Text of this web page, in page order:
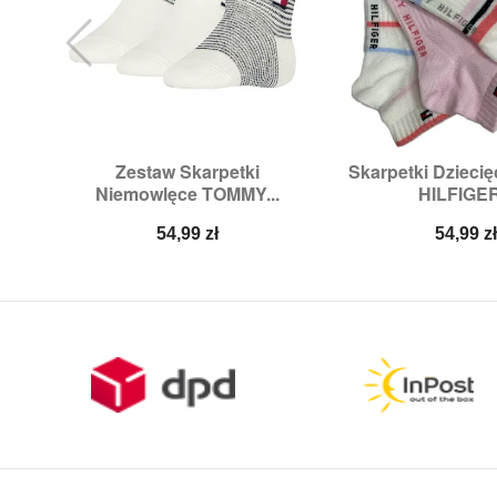
Zestaw Skarpetki
Niemowlęce TOMMY...
Cena
54,99 zł
Szybki podgląd
Rozmiary:19/22
Skarpetki
Cena
54,99 zł
Szybki
Rozmiary:27/30,